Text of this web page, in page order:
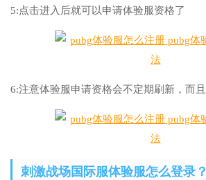
5:点击进入后就可以申请体验服资格了
6:注意体验服申请资格会不定期刷新，而
刺激战场国际服体验服怎么登录？